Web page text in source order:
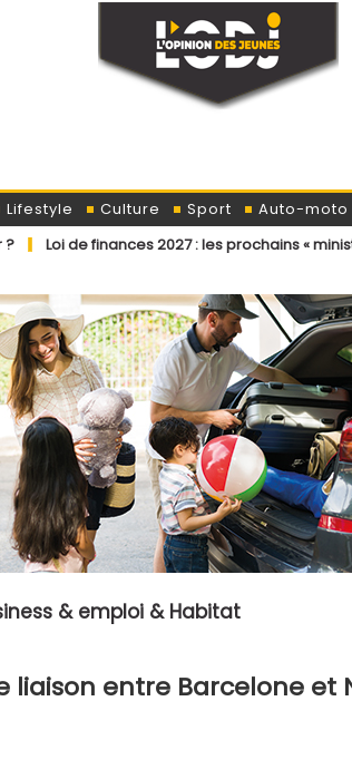
Lifestyle Culture Sport Auto-moto
2027 : les prochains « ministres » ont
& emploi & Habitat
entre Barcelone et